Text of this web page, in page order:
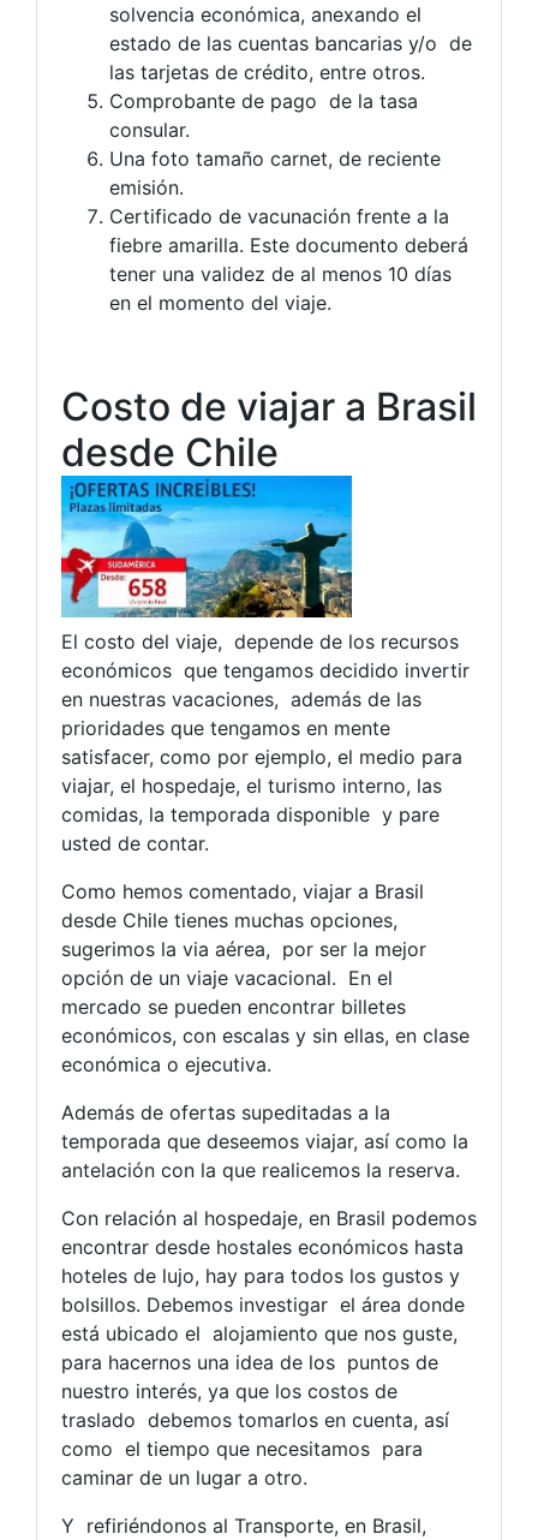
solvencia económica, anexando el
estado de las cuentas bancarias y/o de
las tarjetas de crédito, entre otros.
Comprobante de pago de la tasa
consular.
Una foto tamaño carnet, de reciente
emisión.
Certificado de vacunación frente a la
fiebre amarilla. Este documento deberá
tener una validez de al menos 10 días
en el momento del viaje.
Costo de viajar a Brasil
desde Chile
El costo del viaje, depende de los recursos
económicos que tengamos decidido invertir
en nuestras vacaciones, además de las
prioridades que tengamos en mente
satisfacer, como por ejemplo, el medio para
viajar, el hospedaje, el turismo interno, las
comidas, la temporada disponible y pare
usted de contar.
Como hemos comentado, viajar a Brasil
desde Chile tienes muchas opciones,
sugerimos la via aérea, por ser la mejor
opción de un viaje vacacional. En el
mercado se pueden encontrar billetes
económicos, con escalas y sin ellas, en clase
económica o ejecutiva.
Además de ofertas supeditadas a la
temporada que deseemos viajar, así como la
antelación con la que realicemos la reserva.
Con relación al hospedaje, en Brasil podemos
encontrar desde hostales económicos hasta
hoteles de lujo, hay para todos los gustos y
bolsillos. Debemos investigar el área donde
está ubicado el alojamiento que nos guste,
para hacernos una idea de los puntos de
nuestro interés, ya que los costos de
traslado debemos tomarlos en cuenta, así
como el tiempo que necesitamos para
caminar de un lugar a otro.
Y refiriéndonos al Transporte, en Brasil,